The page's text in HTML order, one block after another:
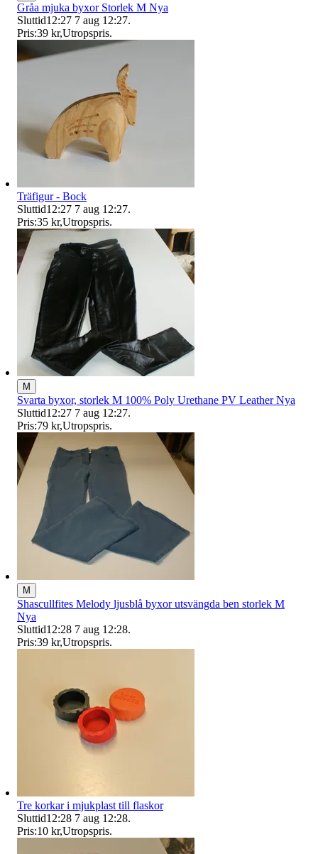
Gråa mjuka byxor Storlek M Nya
Sluttid12:27 7 aug 12:27.
Pris:39 kr,Utropspris.
Träfigur - Bock
Sluttid12:27 7 aug 12:27.
Pris:35 kr,Utropspris.
M
Svarta byxor, storlek M 100% Poly Urethane PV Leather Nya
Sluttid12:27 7 aug 12:27.
Pris:79 kr,Utropspris.
M
Shascullfites Melody ljusblå byxor utsvängda ben storlek M
Nya
Sluttid12:28 7 aug 12:28.
Pris:39 kr,Utropspris.
Tre korkar i mjukplast till flaskor
Sluttid12:28 7 aug 12:28.
Pris:10 kr,Utropspris.